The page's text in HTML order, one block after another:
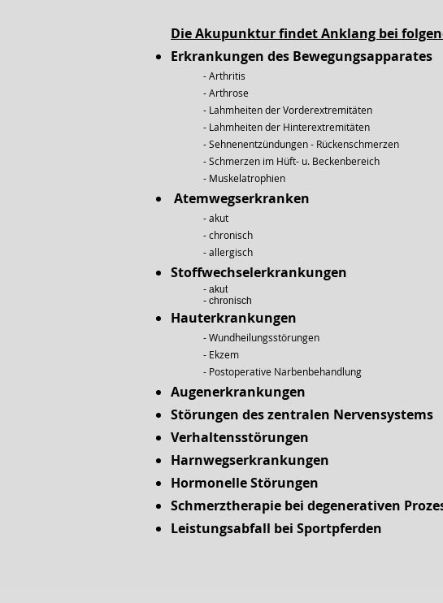
Die Akupunktur findet Anklang bei
Erkrankungen des Bewegungsapparates
- Arthritis
- Arthrose
- Lahmheiten der Vorderextremitäten
- Lahmheiten der Hinterextremitäten
- Sehnenentzündungen - Rückenschmerzen
- Schmerzen im Hüft- u. Beckenbereich
- Muskelatrophien
Atemwegserkranken
- akut
- chronisch
- allergisch
Stoffwechselerkrankungen
- akut
- chronisch
Hauterkrankungen
- Wundheilungsstörungen
- Ekzem
- Postoperative Narbenbehandlung
Augenerkrankungen
Störungen des zentralen Nervensystems
Verhaltensstörungen
Harnwegserkrankungen
Hormonelle Störungen
Schmerztherapie bei degenerativen
Leistungsabfall bei Sportpferden